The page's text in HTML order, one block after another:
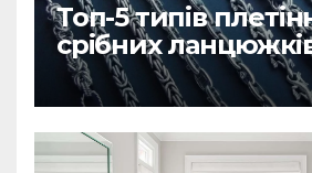
Топ-5 типів
срібних
вважаються
найнадійнішими